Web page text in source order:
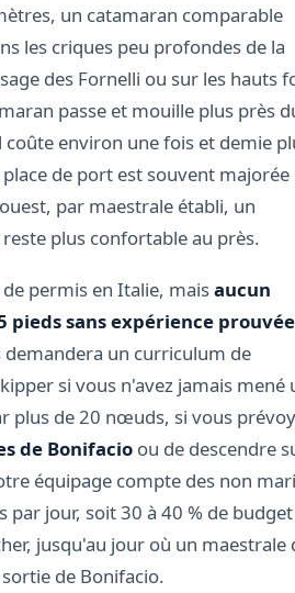
un catamaran comparable
les criques peu profondes de la
des Fornelli ou sur les hauts
passe et mouille plus près
environ une fois et demie
de port est souvent majorée
par maestrale établi, un
plus confortable au près.
permis en Italie, maisaucun
pieds sans expérience
demandera un curriculum de
si vous n'avez jamais mené
plus de 20 nœuds, si vous
de Bonifacio ou de descendre
équipage compte des non
par jour, soit 30 à 40 % de budget
jusqu'au jour où un maestrale
de Bonifacio.